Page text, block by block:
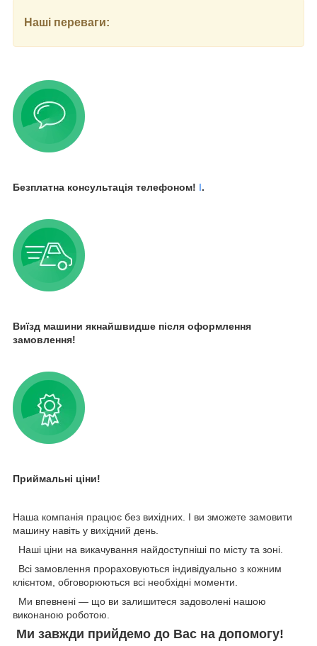
Наші переваги:
Безплатна консультація телефоном! l.
Виїзд машини якнайшвидше після оформлення
замовлення!
Приймальні ціни!
Наша компанія працює без вихідних. І ви зможете замовити
машину навіть у вихідний день.
Наші ціни на викачування найдоступніші по місту та зоні.
Всі замовлення прораховуються індивідуально з кожним
клієнтом, обговорюються всі необхідні моменти.
Ми впевнені — що ви залишитеся задоволені нашою
виконаною роботою.
Ми завжди прийдемо до Вас на допомогу!